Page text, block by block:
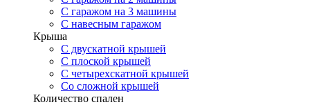
С гаражом на 3 машины
С навесным гаражом
Крыша
С двускатной крышей
С плоской крышей
С четырехскатной крышей
Со сложной крышей
Количество спален